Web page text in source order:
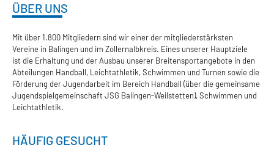
ÜBER UNS
Mit über 1.800 Mitgliedern sind wir einer der mitgliederstärksten
Vereine in Balingen und im Zollernalbkreis. Eines unserer Hauptziele
ist die Erhaltung und der Ausbau unserer Breitensportangebote in den
Abteilungen Handball, Leichtathletik, Schwimmen und Turnen sowie die
Förderung der Jugendarbeit im Bereich Handball (über die gemeinsame
Jugendspielgemeinschaft JSG Balingen-Weilstetten), Schwimmen und
Leichtathletik.
HÄUFIG GESUCHT